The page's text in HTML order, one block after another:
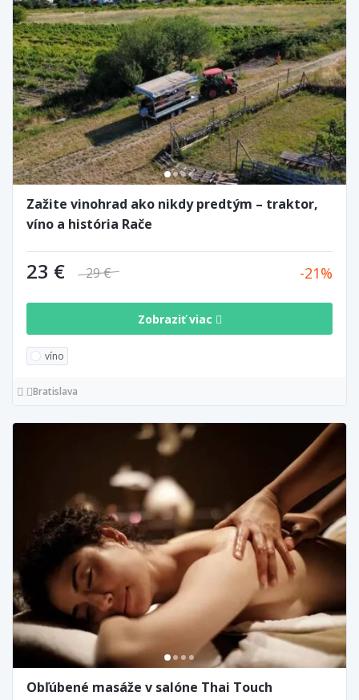
Zažite vinohrad ako nikdy predtým – traktor,
víno a história Rače
23 € 29 € 21
Zobraziť viac
víno
Bratislava
Obľúbené masáže v salóne Thai Touch